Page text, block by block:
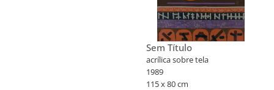
Sem Título
acrílica sobre tela
1989
115 x 80 cm